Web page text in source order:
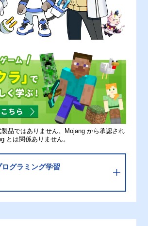
品ではありません。Mojang から承認され
とは関係ありません。
グラミング学習